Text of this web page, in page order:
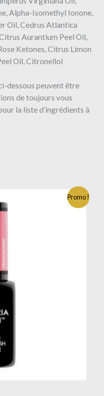
Alpha-Isomethyl Ionone,
Oil, Cedrus Atlantica
Aurantium Peel Oil,
Ketones, Citrus Limon
Oil, Citronellol
dessous peuvent être
de toujours vous
la liste d’ingrédients à
Promo !